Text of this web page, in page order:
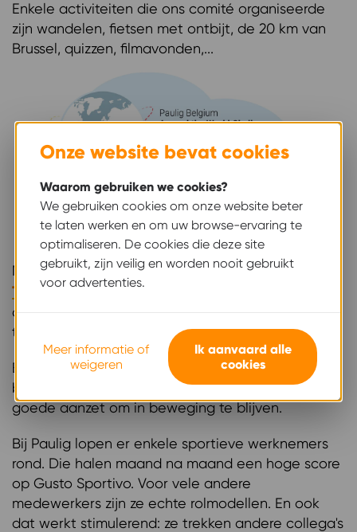
Enkele activiteiten die ons comité organiseerde
zijn wandelen, fietsen met ontbijt, de 20 km van
Brussel, quizzen, filmavonden,...
Maar het paradepaardje is uiteraard onzeAround
The World-challenge
allen 40.000 kilometer proberen verzamelen door
te sporten.
Bij veel werknemers blijft dat (gelukkig) niet
beperkt tot deze maand. Het is zeker en vast een
goede aanzet om in beweging te blijven.
Bij Paulig lopen er enkele sportieve werknemers
rond. Die halen maand na maand een hoge score
op Gusto Sportivo. Voor vele andere
medewerkers zijn ze echte rolmodellen. En ook
dat werkt stimulerend: ze trekken andere collega's
Onze website bevat cookies
Waarom gebruiken we cookies?
We gebruiken cookies om onze website beter
te laten werken en om uw browse-ervaring te
optimaliseren. De cookies die deze site
gebruikt, zijn veilig en worden nooit gebruikt
voor advertenties.
Meer informatie of
weigeren
Ik aanvaard alle
cookies